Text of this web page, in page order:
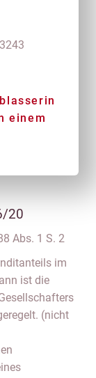
einem
20
Abs. 1 S. 2
im
ist die
(nicht